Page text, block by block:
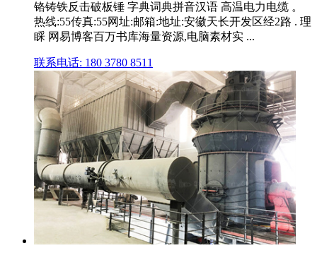
铬铸铁反击破板锤 字典词典拼音汉语 高温电力电缆 。
热线:55传真:55网址:邮箱:地址:安徽天长开发区经2路 . 理
睬 网易博客百万书库海量资源,电脑素材实 ...
联系电话: 180 3780 8511